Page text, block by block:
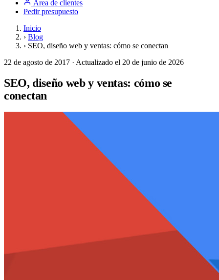
Área de clientes
Pedir presupuesto
Inicio
› Blog
› SEO, diseño web y ventas: cómo se conectan
22 de agosto de 2017 · Actualizado el 20 de junio de 2026
SEO, diseño web y ventas: cómo se
conectan